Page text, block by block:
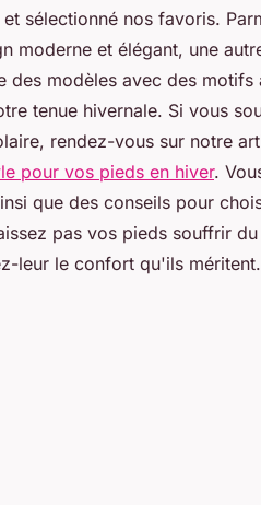
sélectionné nos favoris.
moderne et élégant, une
modèles avec des motifs
tenue hivernale. Si vous
rendez-vous sur notre
pour vos pieds en hiver.
que des conseils pour
pas vos pieds souffrir
leur le confort qu'ils méritent.